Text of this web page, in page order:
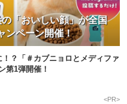
「おいしい顔」が全国
ンペーン開催！
！？「＃カブニョロとメディファ
第1弾開催！
<PR>